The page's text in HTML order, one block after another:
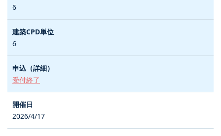
6
6
受付終了
2026/4/17